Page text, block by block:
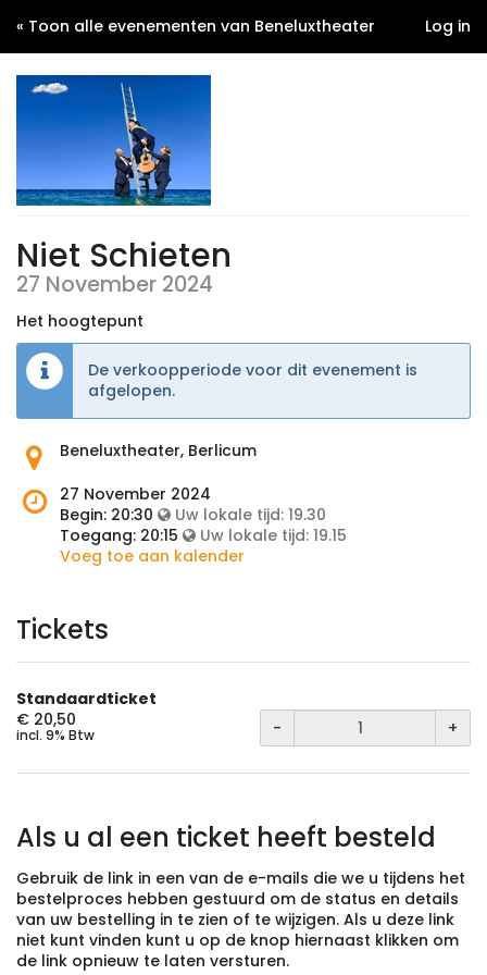
Log in
« Toon alle evenementen van Beneluxtheater
Niet Schieten
27 November 2024
Het hoogtepunt
De verkoopperiode voor dit evenement is
afgelopen.
Waar
het
evenement
plaats?
Beneluxtheater, Berlicum
Wanneer
is
het
evenement?
27 November 2024
Begin: 20:30 Uw lokale tijd: 19.30
Toegang: 20:15 Uw lokale tijd: 19.15
Voeg toe aan kalender
Tickets
Standaardticket
€ 20,50
incl. 9% Btw - +
Als u al een ticket heeft besteld
Gebruik de link in een van de e-mails die we u tijdens het
bestelproces hebben gestuurd om de status en details
van uw bestelling in te zien of te wijzigen. Als u deze link
niet kunt vinden kunt u op de knop hiernaast klikken om
de link opnieuw te laten versturen.